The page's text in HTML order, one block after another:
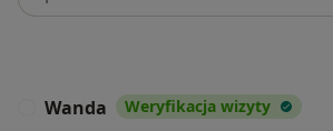
Wanda Weryfikacja wizyty